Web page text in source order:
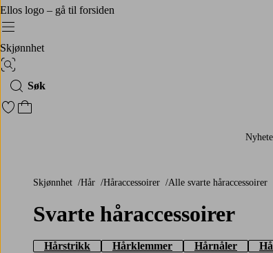
Ellos logo – gå til forsiden
Meny
Skjønnhet
Bildesøk
Søk
Gå til favorittmerkede produkter
Gå til handlekurven
Skjønnhet Hår Håraccessoirer Alle svarte håraccessoirer
Svarte håraccessoirer
Hårstrikk Hårklemmer Hårnåler